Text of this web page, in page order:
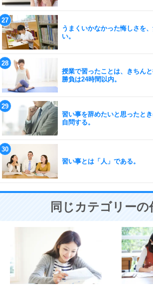
うまくいかなかった悔しさを
い。
授業で習ったことは、きちんと
勝負は24時間以内。
習い事を辞めたいと思ったと
自問する。
習い事とは「人」である。
同じカテゴリーの